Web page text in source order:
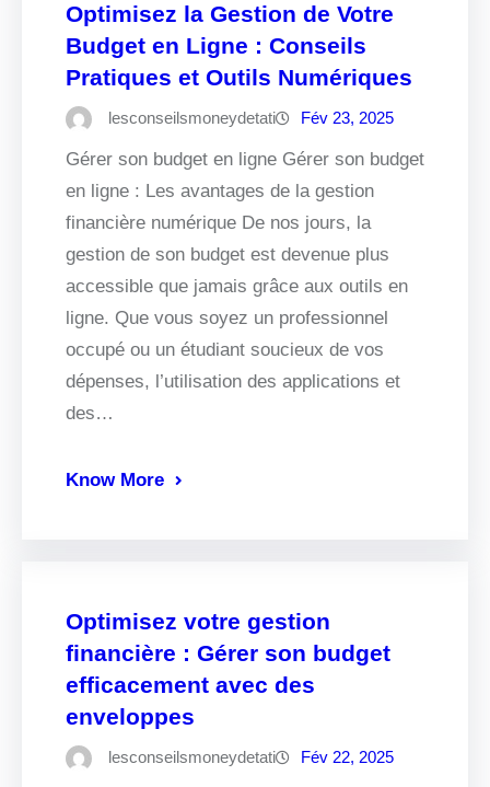
Optimisez la Gestion de Votre
Budget en Ligne : Conseils
Pratiques et Outils Numériques
lesconseilsmoneydetati Fév 23, 2025
Gérer son budget en ligne Gérer son budget
en ligne : Les avantages de la gestion
financière numérique De nos jours, la
gestion de son budget est devenue plus
accessible que jamais grâce aux outils en
ligne. Que vous soyez un professionnel
occupé ou un étudiant soucieux de vos
dépenses, l’utilisation des applications et
des…
Know More
Optimisez votre gestion
financière : Gérer son budget
efficacement avec des
enveloppes
lesconseilsmoneydetati Fév 22, 2025